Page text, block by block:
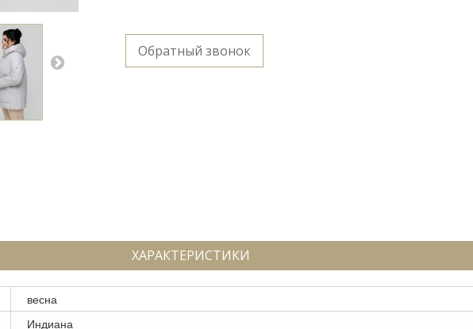
Обратный звонок
ХАРАКТЕРИСТИКИ
весна
Индиана